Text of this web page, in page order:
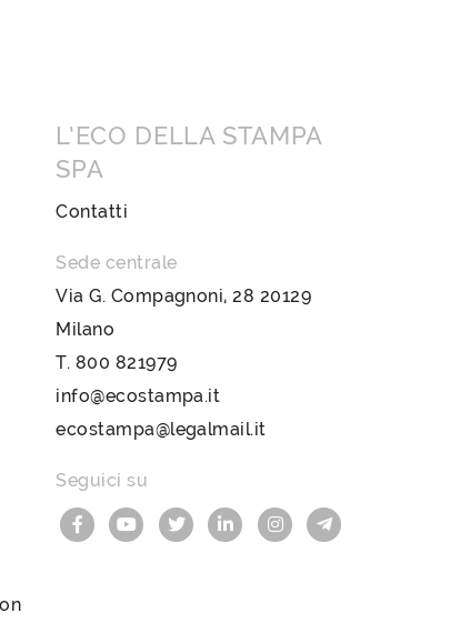
L’ECO DELLA STAMPA
SPA
Contatti
Sede centrale
Via G. Compagnoni, 28 20129
Milano
T. 800 821979
info@ecostampa.it
ecostampa@legalmail.it
Seguici su